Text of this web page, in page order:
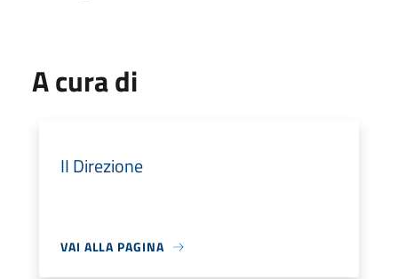
A cura di
II Direzione
VAI ALLA PAGINA